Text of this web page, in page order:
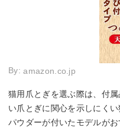
By:amazon.co.jp
猫用爪とぎを選ぶ際は、付
い爪とぎに関心を示しにく
パウダーが付いたモデルがお